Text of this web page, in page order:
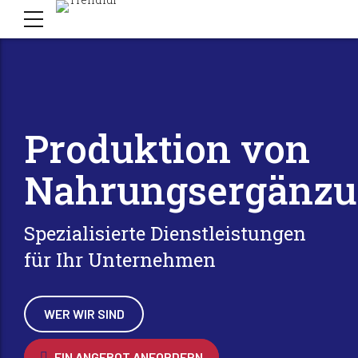
Produktion von
Spezialisierte Dienstleistungen
für Ihr Unternehmen
WER WIR SIND